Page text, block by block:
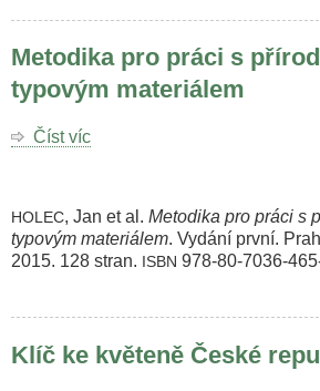
Metodika pro práci s
typovým materiálem
Číst víc
s
přírodovědeckým
typovým
HOLEC, Jan et al. Metodika pro práci s
typovým materiálem. Vydání první.
2015. 128 stran. ISBN 978-80-7036-
Klíč ke květeně České